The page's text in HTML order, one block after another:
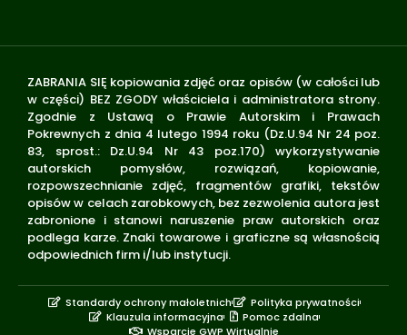
ZABRANIA SIĘ kopiowania zdjęć oraz opisów (w całości lub
w części) BEZ ZGODY właściciela i administratora strony.
Zgodnie z Ustawą o Prawie Autorskim i Prawach
Pokrewnych z dnia 4 lutego 1994 roku (Dz.U.94 Nr 24 poz.
83, sprost.: Dz.U.94 Nr 43 poz.170) wykorzystywanie
autorskich pomysłów, rozwiązań, kopiowanie,
rozpowszechnianie zdjęć, fragmentów grafiki, tekstów
opisów w celach zarobkowych, bez zezwolenia autora jest
zabronione i stanowi naruszenie praw autorskich oraz
podlega karze. Znaki towarowe i graficzne są własnością
odpowiednich firm i/lub instytucji.
Standardy ochrony małoletnich
Polityka prywatności
Klauzula informacyjna
Pomoc zdalna
Wsparcie GWP Wirtualnie